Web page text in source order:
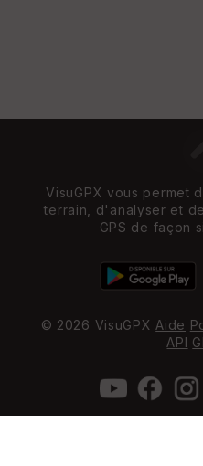
VisuGPX vous permet
terrain, d'analyser et
GPS de façon
© 2026 VisuGPX Aide
API